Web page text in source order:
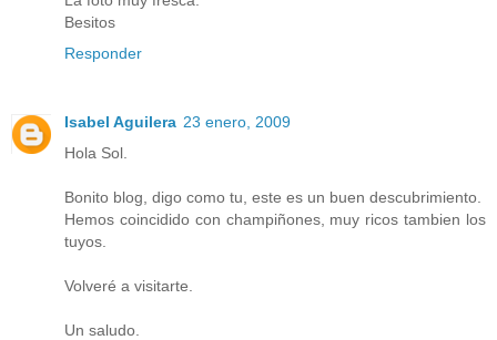
Besitos
Responder
Isabel Aguilera 23 enero, 2009
Hola Sol.
Bonito blog, digo como tu, este es un buen descubrimiento.
Hemos coincidido con champiñones, muy ricos tambien los
tuyos.
Volveré a visitarte.
Un saludo.